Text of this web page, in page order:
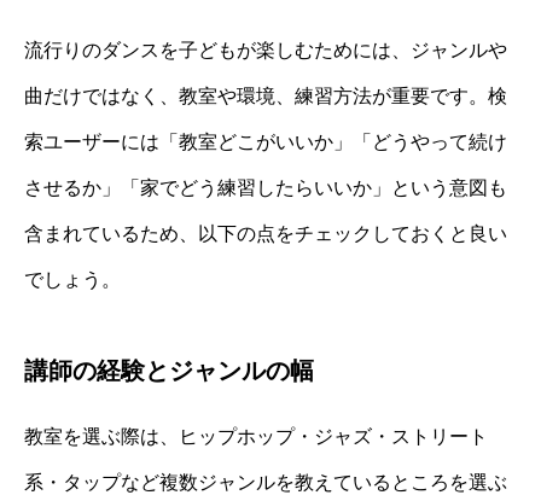
流行りのダンスを子どもが楽しむためには、ジャンルや
曲だけではなく、教室や環境、練習方法が重要です。検
索ユーザーには「教室どこがいいか」「どうやって続け
させるか」「家でどう練習したらいいか」という意図も
含まれているため、以下の点をチェックしておくと良い
でしょう。
講師の経験とジャンルの幅
教室を選ぶ際は、ヒップホップ・ジャズ・ストリート
系・タップなど複数ジャンルを教えているところを選ぶ